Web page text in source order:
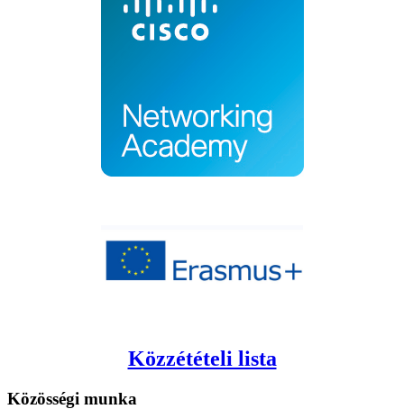
Közzétételi lista
Közösségi munka